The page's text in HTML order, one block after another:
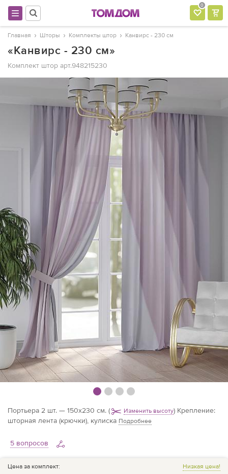
0
Главная Шторы Комплекты штор Канвирс - 230 см
«Канвирс - 230 см»
Комплект штор арт.948215230
Портьера 2 шт. — 150х230 см. ( Изменить высоту) Крепление:
шторная лента (крючки), кулиска Подробнее
5 вопросов
Цена за комплект: Низкая цена!